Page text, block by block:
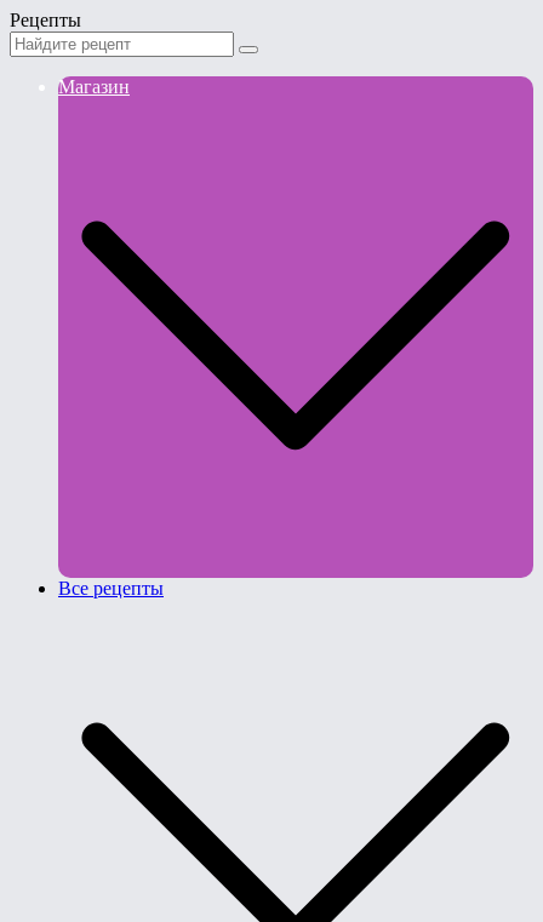
Рецепты
Магазин
Все рецепты